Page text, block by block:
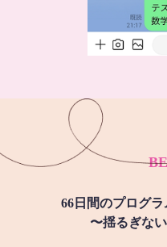
66日間のプログ
〜揺るぎな